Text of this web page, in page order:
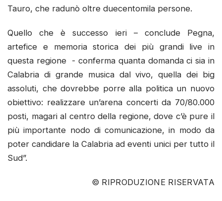
Tauro, che radunò oltre duecentomila persone.
Quello che è successo ieri – conclude Pegna,
artefice e memoria storica dei più grandi live in
questa regione - conferma quanta domanda ci sia in
Calabria di grande musica dal vivo, quella dei big
assoluti, che dovrebbe porre alla politica un nuovo
obiettivo: realizzare un’arena concerti da 70/80.000
posti, magari al centro della regione, dove c’è pure il
più importante nodo di comunicazione, in modo da
poter candidare la Calabria ad eventi unici per tutto il
Sud”.
© RIPRODUZIONE RISERVATA